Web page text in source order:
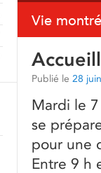
Vie
Publié le 28
Mardi le
se
pour une
Entre 9 h